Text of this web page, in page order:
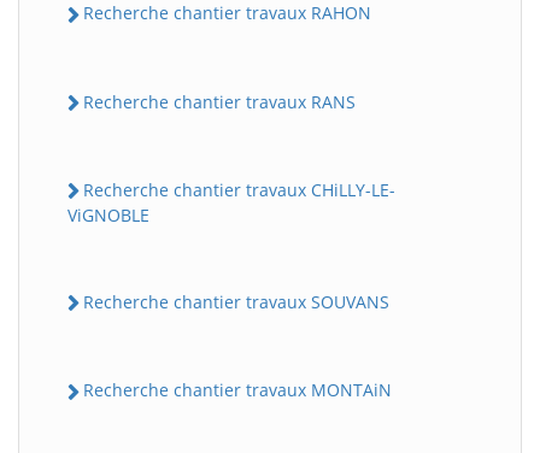
Recherche chantier travaux RAHON
Recherche chantier travaux RANS
Recherche chantier travaux CHiLLY-LE-
ViGNOBLE
Recherche chantier travaux SOUVANS
Recherche chantier travaux MONTAiN